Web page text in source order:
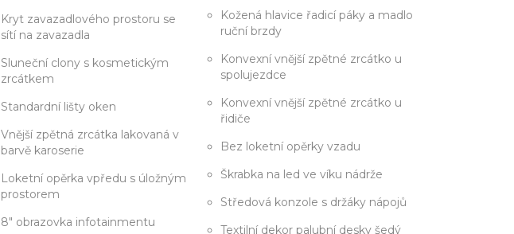
Kryt zavazadlového prostoru se
sítí na zavazadla
Sluneční clony s kosmetickým
zrcátkem
Standardní lišty oken
Vnější zpětná zrcátka lakovaná v
barvě karoserie
Loketní opěrka vpředu s úložným
prostorem
8" obrazovka infotainmentu
Kožená hlavice řadicí páky a madlo
ruční brzdy
Konvexní vnější zpětné zrcátko u
spolujezdce
Konvexní vnější zpětné zrcátko u
řidiče
Bez loketní opěrky vzadu
Škrabka na led ve víku nádrže
Středová konzole s držáky nápojů
Textilní dekor palubní desky šedý